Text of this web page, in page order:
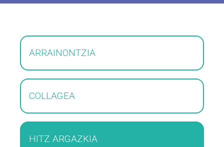
ARRAINONTZIA
COLLAGEA
HITZ ARGAZKIA